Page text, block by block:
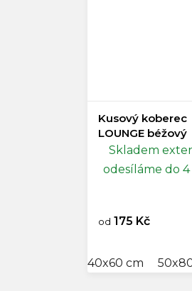
Kusový koberec
LOUNGE béžový
Skladem
odesíláme do
od 175 Kč
40x60 cm